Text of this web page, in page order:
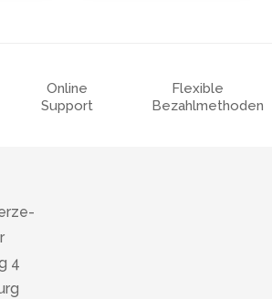
Online
Support
Flexible
Bezahlmethoden
4